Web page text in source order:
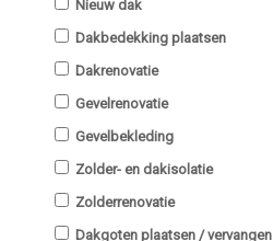
Nieuw dak
Dakbedekking plaatsen
Dakrenovatie
Gevelrenovatie
Gevelbekleding
Zolder- en dakisolatie
Zolderrenovatie
Dakgoten plaatsen / vervangen